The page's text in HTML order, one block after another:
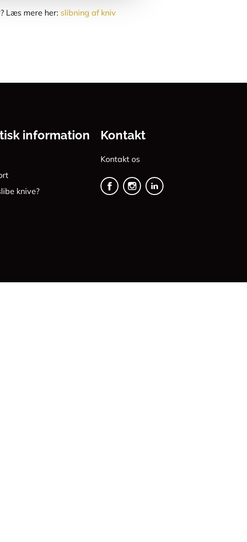
Læs mere her: slibning af kniv
information
knive?
Kontakt
Kontakt os
Facebook
Insta linkedin